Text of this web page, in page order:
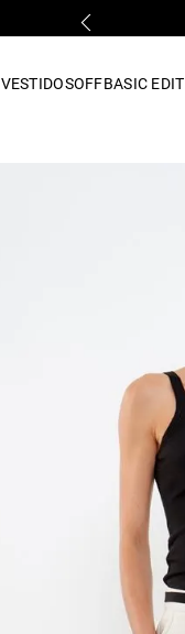
VESTIDOSOFFBASIC EDIT